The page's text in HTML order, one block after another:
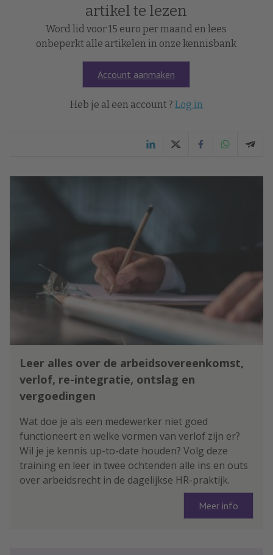
artikel te lezen
Word lid voor 15 euro per maand en lees
onbeperkt alle artikelen in onze kennisbank
Account aanmaken
Heb je al een account ? Log in
Leer alles over de arbeidsovereenkomst,
verlof, re-integratie, ontslag en
vergoedingen
Wat doe je als een medewerker niet goed
functioneert en welke vormen van verlof zijn er?
Wil je je kennis up-to-date houden? Volg deze
training en leer in twee ochtenden alle ins en outs
over arbeidsrecht in de dagelijkse HR-praktijk.
Meer info